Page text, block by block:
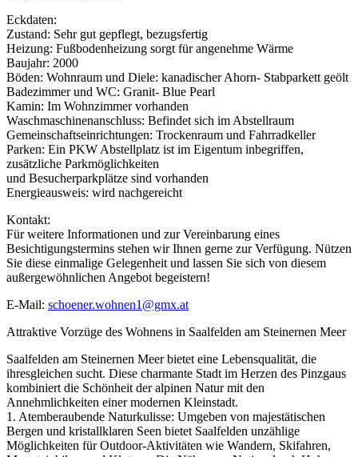
Eckdaten:
Zustand: Sehr gut gepflegt, bezugsfertig
Heizung: Fußbodenheizung sorgt für angenehme Wärme
Baujahr: 2000
Böden: Wohnraum und Diele: kanadischer Ahorn- Stabparkett geölt
Badezimmer und WC: Granit- Blue Pearl
Kamin: Im Wohnzimmer vorhanden
Waschmaschinenanschluss: Befindet sich im Abstellraum
Gemeinschaftseinrichtungen: Trockenraum und Fahrradkeller
Parken: Ein PKW Abstellplatz ist im Eigentum inbegriffen,
zusätzliche Parkmöglichkeiten
und Besucherparkplätze sind vorhanden
Energieausweis: wird nachgereicht
Kontakt:
Für weitere Informationen und zur Vereinbarung eines
Besichtigungstermins stehen wir Ihnen gerne zur Verfügung. Nützen
Sie diese einmalige Gelegenheit und lassen Sie sich von diesem
außergewöhnlichen Angebot begeistern!
E-Mail: schoener.wohnen1@gmx.at
Attraktive Vorzüge des Wohnens in Saalfelden am Steinernen Meer
Saalfelden am Steinernen Meer bietet eine Lebensqualität, die
ihresgleichen sucht. Diese charmante Stadt im Herzen des Pinzgaus
kombiniert die Schönheit der alpinen Natur mit den
Annehmlichkeiten einer modernen Kleinstadt.
1. Atemberaubende Naturkulisse: Umgeben von majestätischen
Bergen und kristallklaren Seen bietet Saalfelden unzählige
Möglichkeiten für Outdoor-Aktivitäten wie Wandern, Skifahren,